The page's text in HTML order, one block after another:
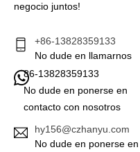
negocio juntos!
+86-13828359133
No dude en llamarnos
86-13828359133
No dude en ponerse en
contacto con nosotros
hy156@czhanyu.com
No dude en ponerse en